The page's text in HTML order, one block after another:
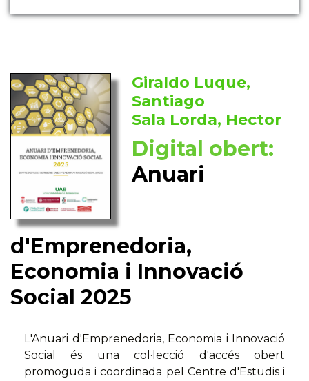
Giraldo Luque,
Santiago
Sala Lorda, Hector
Digital obert:
Anuari
d'Emprenedoria,
Economia i Innovació
Social 2025
L'Anuari d'Emprenedoria, Economia i Innovació
Social és una col·lecció d'accés obert
promoguda i coordinada pel Centre d'Estudis i